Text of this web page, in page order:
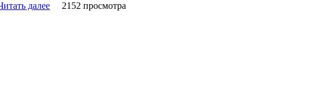
далее 2152 просмотра